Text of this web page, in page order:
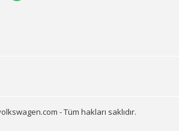
- Tüm hakları saklıdır.